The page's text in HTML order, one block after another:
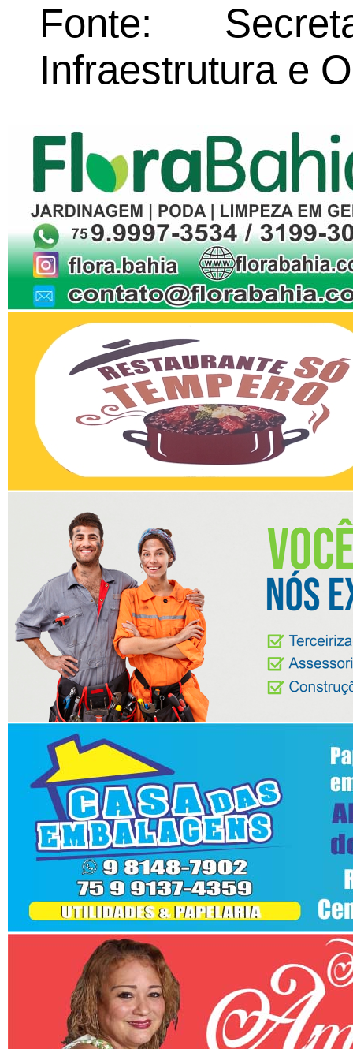
Fonte:
Infraestrutura e